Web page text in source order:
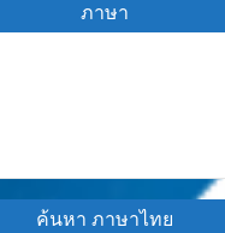
ภาษา
ค้นหา ภาษาไทย